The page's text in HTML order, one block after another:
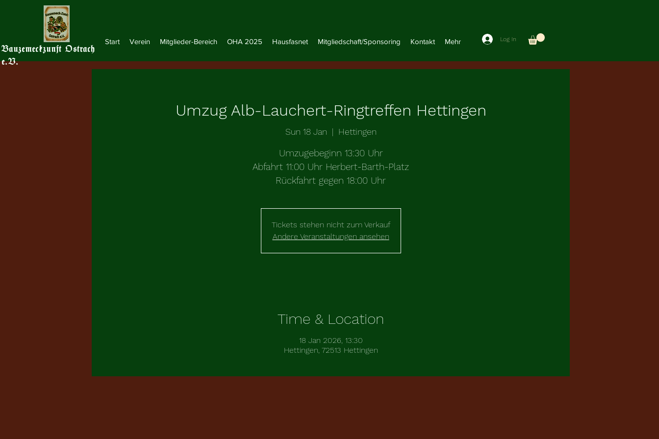
Bauzemeckzunft Ostrach
e.V.
Log In
Start Verein Mitglieder-Bereich OHA 2025 Hausfasnet Mitgliedschaft/Sponsoring Kontakt Mehr
Umzug Alb-Lauchert-Ringtreffen Hettingen
Sun 18 Jan
  |
Hettingen
Umzugebeginn 13:30 Uhr
Abfahrt 11:00 Uhr Herbert-Barth-Platz
Rückfahrt gegen 18:00 Uhr
Tickets stehen nicht zum Verkauf
Andere Veranstaltungen ansehen
Time & Location
18 Jan 2026, 13:30
Hettingen, 72513 Hettingen